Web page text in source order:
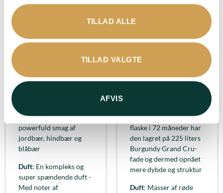
TILLAD ALLE
TILLAD VALGTE
AFVIS
Charles Heidsieck
595,00
: 40% Pinot Noir,
Chardonnay - 6% Pinot
Smag: Dyb og
powerfuld smag af
jordbær, hindbær og
blåbær
Duft: En kompleks og
super spændende duft -
Med noter af
Collery – Blanc de
Noirs
Druer
Smag: På grund af lang
andengæringen på
flaske i 72 måneder har
den lagret på 225 liters
Burgundy Grand Cru-
fade og dermed opnået
mere dybde og struktur
Duft: Masser af røde